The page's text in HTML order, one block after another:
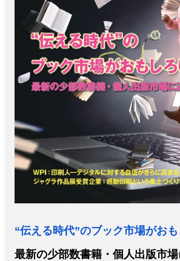
特集・デジタル印刷 アイデアで勝負！ ～多様なビ
JAPAN PACK 2023 特集
中古印刷機・製本機特集
特集・デジタル印刷 ～ 新成長軌道を描く
発刊案内
JFPI印刷用語集 印刷機材
会社案内
購読・購入申し込み サ
“伝える時代”のブック市場がお
最新の少部数書籍・個人出版市